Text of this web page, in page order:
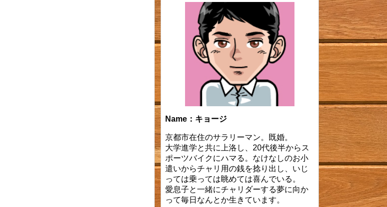
Name：キョージ
京都市在住のサラリーマン。既婚。
大学進学と共に上洛し、20代後半からス
ポーツバイクにハマる。なけなしのお小
遣いからチャリ用の銭を捻り出し、いじ
っては乗っては眺めては喜んでいる。
愛息子と一緒にチャリダーする夢に向か
って毎日なんとか生きています。